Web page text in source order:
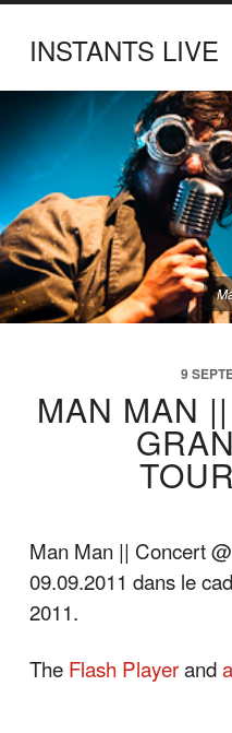
INSTANTS LIVE
9
MAN MAN
Man Man || Concert
09.09.2011 dans le
2011.
The Flash Playerand